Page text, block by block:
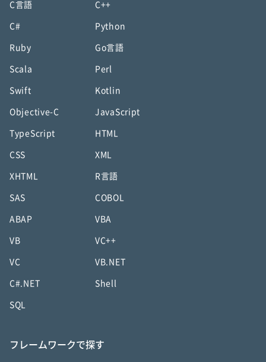
C言語 C++
C# Python
Ruby Go言語
Scala Perl
Swift Kotlin
Objective-C JavaScript
TypeScript HTML
CSS XML
XHTML R言語
SAS COBOL
ABAP VBA
VB VC++
VC VB.NET
C#.NET Shell
SQL
フレームワークで探す